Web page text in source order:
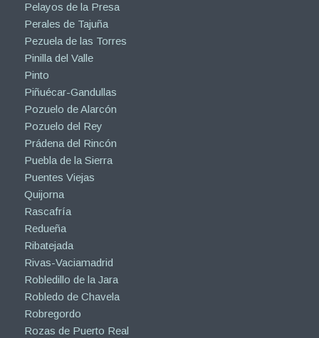
Pelayos de la Presa
Perales de Tajuña
Pezuela de las Torres
Pinilla del Valle
Pinto
Piñuécar-Gandullas
Pozuelo de Alarcón
Pozuelo del Rey
Prádena del Rincón
Puebla de la Sierra
Puentes Viejas
Quijorna
Rascafría
Redueña
Ribatejada
Rivas-Vaciamadrid
Robledillo de la Jara
Robledo de Chavela
Robregordo
Rozas de Puerto Real